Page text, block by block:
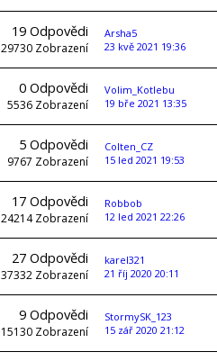
19 Odpovědi
29730 Zobrazení
Arsha5
23 kvě 2021 19:36
0 Odpovědi
5536 Zobrazení
Volim_Kotlebu
19 bře 2021 13:35
5 Odpovědi
9767 Zobrazení
Colten_CZ
15 led 2021 19:53
17 Odpovědi
24214Zobrazení
Robbob
12 led 2021 22:26
27 Odpovědi
37332 Zobrazení
karel321
21 říj 2020 20:11
9 Odpovědi
15130 Zobrazení
StormySK_123
15 zář 2020 21:12